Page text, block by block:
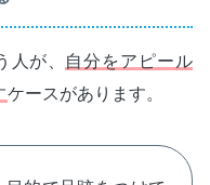
人が、 自分をアピール
ケースがあります。